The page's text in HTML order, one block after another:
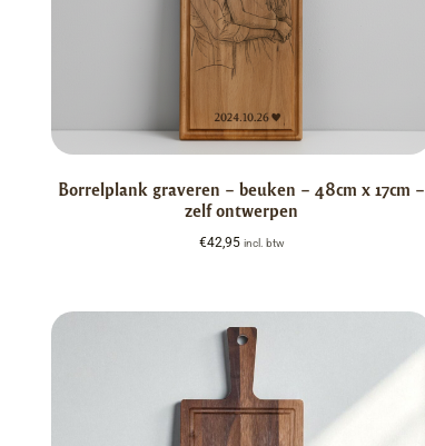
Borrelplank graveren – beuken – 48cm x 17cm –
zelf ontwerpen
€42,95 incl. btw